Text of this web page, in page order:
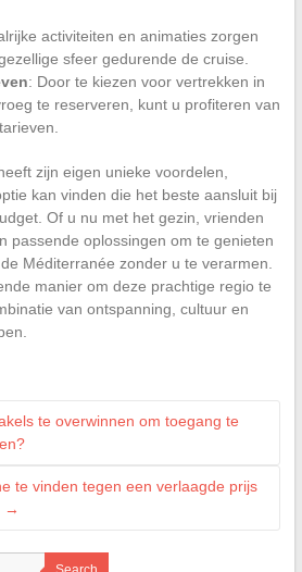
activiteiten en animaties zorgen
sfeer gedurende de cruise.
: Door te kiezen voor vertrekken in
te reserveren, kunt u profiteren van
zijn eigen unieke voordelen,
kan vinden die het beste aansluit bij
Of u nu met het gezin, vrienden
passende oplossingen om te genieten
Méditerranée zonder u te verarmen.
manier om deze prachtige regio te
van ontspanning, cultuur en
te overwinnen om toegang te
te vinden tegen een verlaagde prijs
→